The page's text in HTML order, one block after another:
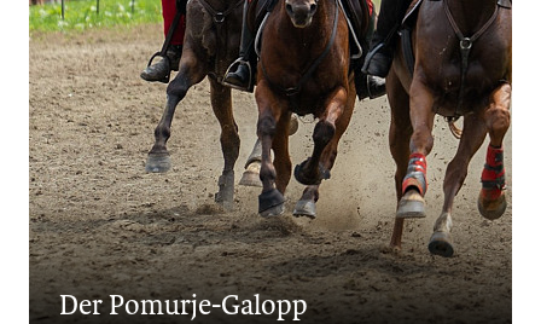
Der Pomurje-Galopp